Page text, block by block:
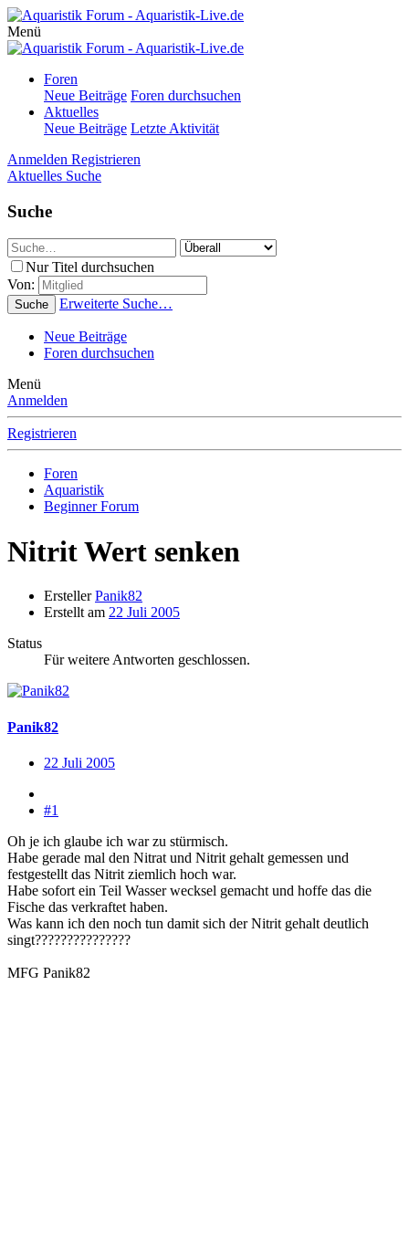
Menü
Foren
Neue Beiträge Foren durchsuchen
Aktuelles
Neue Beiträge Letzte Aktivität
Anmelden Registrieren
Aktuelles Suche
Suche
Nur Titel durchsuchen
Von:
Suche Erweiterte Suche…
Neue Beiträge
Foren durchsuchen
Menü
Anmelden
Registrieren
Foren
Aquaristik
Beginner Forum
Nitrit Wert senken
Ersteller Panik82
Erstellt am 22 Juli 2005
Status
Für weitere Antworten geschlossen.
Panik82
22 Juli 2005
#1
Oh je ich glaube ich war zu stürmisch.
Habe gerade mal den Nitrat und Nitrit gehalt gemessen und
festgestellt das Nitrit ziemlich hoch war.
Habe sofort ein Teil Wasser wecksel gemacht und hoffe das die
Fische das verkraftet haben.
Was kann ich den noch tun damit sich der Nitrit gehalt deutlich
singt???????????????
MFG Panik82